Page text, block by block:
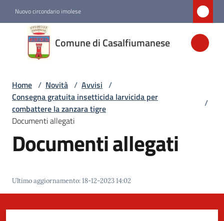
Nuovo circondario imolese
Comune di Casalfiumanese
Comune di
Casalfiumanese
Amministrazione
Novità
Vivere
Casalfiumanese
Home / Novità / Avvisi /
Consegna gratuita insetticida larvicida per
combattere la zanzara tigre
/
Documenti allegati
Documenti allegati
Ultimo aggiornamento:18-12-2023 14:02